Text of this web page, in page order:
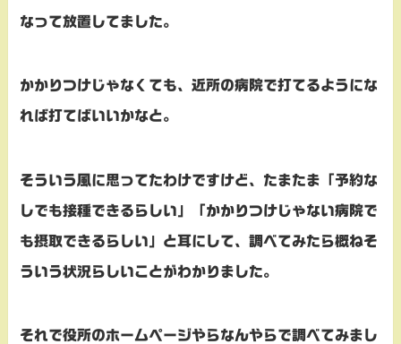
なって放置してました。
かかりつけじゃなくても、近所の病院で打てるようにな
れば打てばいいかなと。
そういう風に思ってたわけですけど、たまたま「予約な
しでも接種できるらしい」「かかりつけじゃない病院で
も摂取できるらしい」と耳にして、調べてみたら概ねそ
ういう状況らしいことがわかりました。
それで役所のホームページやらなんやらで調べてみまし